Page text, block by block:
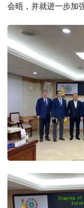
会晤，并就进一步加